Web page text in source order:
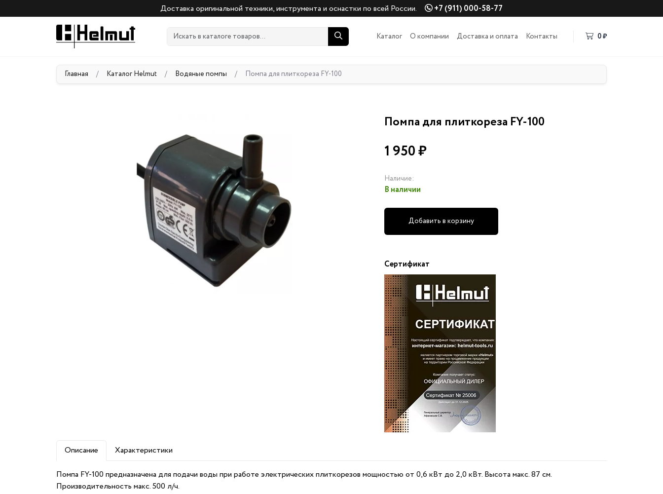
Доставка оригинальной техники, инструмента и оснастки по всей России. +7 (911) 000-58-77
Каталог О компании Доставка и оплата Контакты 0 ₽
Главная / Каталог Helmut / Водяные помпы / Помпа для плиткореза FY-100
Помпа для плиткореза FY-100
1 950 ₽
Наличие:
В наличии
Добавить в корзину
Сертификат
Описание Характеристики
Помпа FY-100 предназначена для подачи воды при работе электрических плиткорезов мощностью от 0,6 кВт до 2,0 кВт. Высота макс. 87 см.
Производительность макс. 500 л/ч.